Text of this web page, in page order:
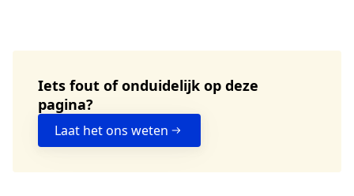
Iets fout of onduidelijk op deze
pagina?
Laat het ons weten